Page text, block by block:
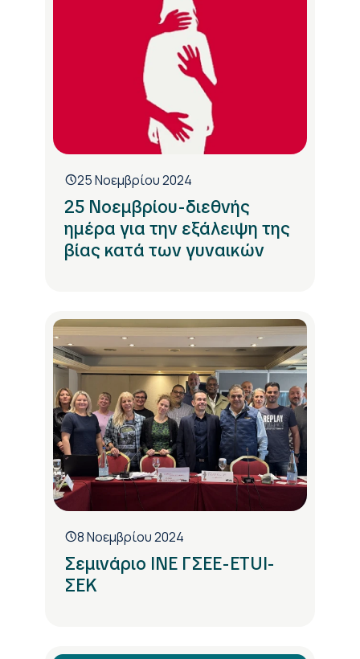
25 Νοεμβρίου 2024
25 Νοεμβρίου-διεθνής
ημέρα για την εξάλειψη της
βίας κατά των γυναικών
8 Νοεμβρίου 2024
Σεμινάριο ΙΝΕ ΓΣΕΕ-ETUI-
ΣΕΚ